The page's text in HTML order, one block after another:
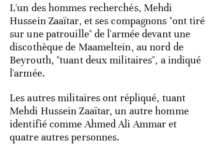
L'un des hommes recherchés, Mehdi
Hussein Zaaïtar, et ses compagnons "ont tiré
sur une patrouille" de l'armée devant une
discothèque de Maameltein, au nord de
Beyrouth, "tuant deux militaires", a indiqué
l'armée.
Les autres militaires ont répliqué, tuant
Mehdi Hussein Zaaïtar, un autre homme
identifié comme Ahmed Ali Ammar et
quatre autres personnes.